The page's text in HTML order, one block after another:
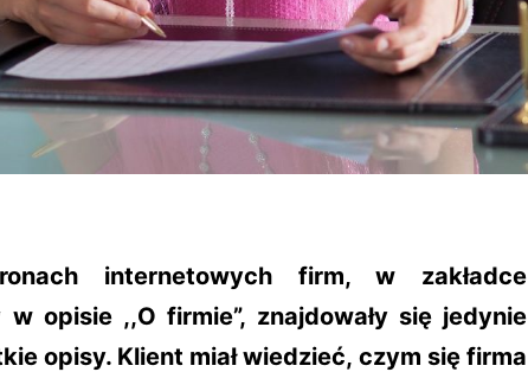
internetowych firm, w zakładce
opisie ,,O firmie”, znajdowały się jedynie
opisy. Klient miał wiedzieć, czym się firma